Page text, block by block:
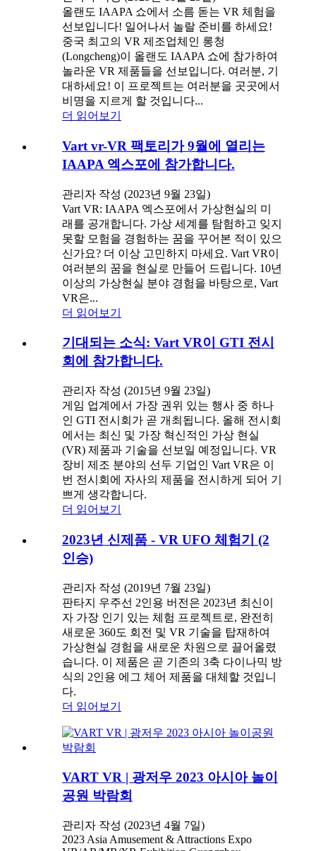
올랜도 IAAPA 쇼에서 소름 돋는 VR 체험을
선보입니다! 일어나서 놀랄 준비를 하세요!
중국 최고의 VR 제조업체인 롱청
(Longcheng)이 올랜도 IAAPA 쇼에 참가하여
놀라운 VR 제품들을 선보입니다. 여러분, 기
대하세요! 이 프로젝트는 여러분을 곳곳에서
비명을 지르게 할 것입니다...
더 읽어보기
Vart vr-VR 팩토리가 9월에 열리는
IAAPA 엑스포에 참가합니다.
관리자 작성 (2023년 9월 23일)
Vart VR: IAAPA 엑스포에서 가상현실의 미
래를 공개합니다. 가상 세계를 탐험하고 잊지
못할 모험을 경험하는 꿈을 꾸어본 적이 있으
신가요? 더 이상 고민하지 마세요. Vart VR이
여러분의 꿈을 현실로 만들어 드립니다. 10년
이상의 가상현실 분야 경험을 바탕으로, Vart
VR은...
더 읽어보기
기대되는 소식: Vart VR이 GTI 전시
회에 참가합니다.
관리자 작성 (2015년 9월 23일)
게임 업계에서 가장 권위 있는 행사 중 하나
인 GTI 전시회가 곧 개최됩니다. 올해 전시회
에서는 최신 및 가장 혁신적인 가상 현실
(VR) 제품과 기술을 선보일 예정입니다. VR
장비 제조 분야의 선두 기업인 Vart VR은 이
번 전시회에 자사의 제품을 전시하게 되어 기
쁘게 생각합니다.
더 읽어보기
2023년 신제품 - VR UFO 체험기 (2
인승)
관리자 작성 (2019년 7월 23일)
판타지 우주선 2인용 버전은 2023년 최신이
자 가장 인기 있는 체험 프로젝트로, 완전히
새로운 360도 회전 및 VR 기술을 탑재하여
가상현실 경험을 새로운 차원으로 끌어올렸
습니다. 이 제품은 곧 기존의 3축 다이나믹 방
식의 2인용 에그 체어 제품을 대체할 것입니
다.
더 읽어보기
VART VR | 광저우 2023 아시아 놀이
공원 박람회
관리자 작성 (2023년 4월 7일)
2023 Asia Amusement & Attractions Expo